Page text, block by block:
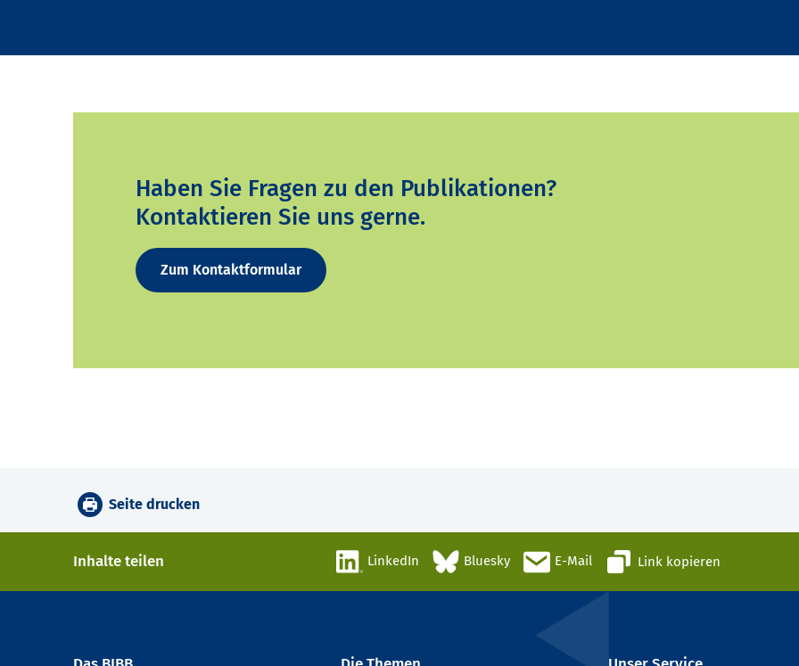
Haben Sie Fragen zu den Publikationen?
Kontaktieren Sie uns gerne.
Zum Kontaktformular
Seite drucken
Inhalte teilen LinkedIn Bluesky E-Mail Link kopieren